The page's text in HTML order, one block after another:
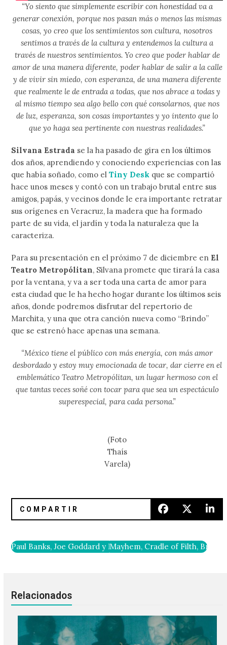
“Yo siento que simplemente escribir con honestidad va a
generar conexión, porque nos pasan más o menos las mismas
cosas, yo creo que los sentimientos son cultura, nosotros
sentimos a través de la cultura y entendemos la cultura a
través de nuestros sentimientos. Yo creo que poder hablar de
amor de una manera diferente, poder hablar de salir a la calle
y de vivir sin miedo, con esperanza, de una manera diferente
que realmente le de entrada a todas, que nos abrace a todas y
al mismo tiempo sea algo bello con qué consolarnos, que nos
de luz, esperanza, son cosas importantes y yo intento que lo
que yo haga sea pertinente con nuestras realidades.”
Silvana Estrada se la ha pasado de gira en los últimos
dos años, aprendiendo y conociendo experiencias con las
que había soñado, como el Tiny Desk que se compartió
hace unos meses y contó con un trabajo brutal entre sus
amigos, papás, y vecinos donde le era importante retratar
sus orígenes en Veracruz, la madera que ha formado
parte de su vida, el jardín y toda la naturaleza que la
caracteriza.
Para su presentación en el próximo 7 de diciembre en El
Teatro Metropólitan, Silvana promete que tirará la casa
por la ventana, y va a ser toda una carta de amor para
esta ciudad que le ha hecho hogar durante los últimos seis
años, donde podremos disfrutar del repertorio de
Marchita, y una que otra canción nueva como “Brindo”
que se estrenó hace apenas una semana.
“México tiene el público con más energía, con más amor
desbordado y estoy muy emocionada de tocar, dar cierre en el
emblemático Teatro Metropólitan, un lugar hermoso con el
que tantas veces soñé con tocar para que sea un espectáculo
superespecial, para cada persona.”
(Foto
Thaís
Varela)
Paul Banks, Joe Goddard y Mykki Blanco aparecen en el
Mayhem, Cradle of Filth,
Relacionados